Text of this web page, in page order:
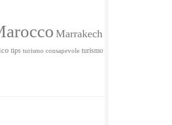
Marrakech
tips turismo consapevole turismo